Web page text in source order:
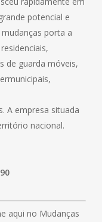
potencial e
porta a
de guarda móveis,
A empresa situada
nacional.
aqui no Mudanças